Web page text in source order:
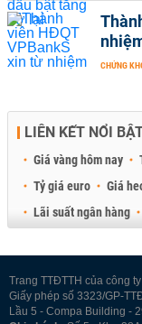
CHỨNG
LIÊN KẾT NỔI
Giá vàng hôm nay
Tỷ giá euro
Giá
Lãi suất ngân hàng
Trang TTĐTTH của công
Giấy phép số 3323/GP-
Lầu 5 - Compa Building -